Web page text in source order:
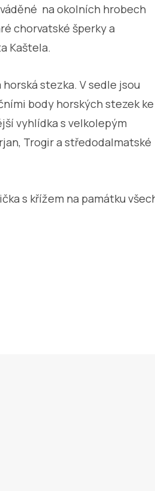
na okolních hrobech
chorvatské šperky a
Kaštela.
stezka. V sedle jsou
body horských stezek ke
vyhlídka s velkolepým
Trogir a středodalmatské
s křížem na památku